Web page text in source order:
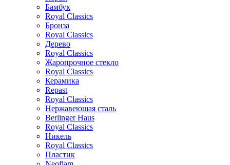
Бамбук
Royal Classics
Бронза
Royal Classics
Дерево
Royal Classics
Жаропрочное стекло
Royal Classics
Керамика
Repast
Royal Classics
Нержавеющая сталь
Berlinger Haus
Royal Classics
Никель
Royal Classics
Пластик